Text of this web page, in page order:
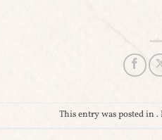
This entry was posted in